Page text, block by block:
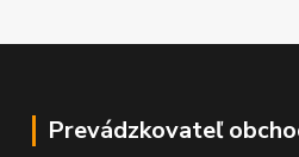
Prevádzkovateľ